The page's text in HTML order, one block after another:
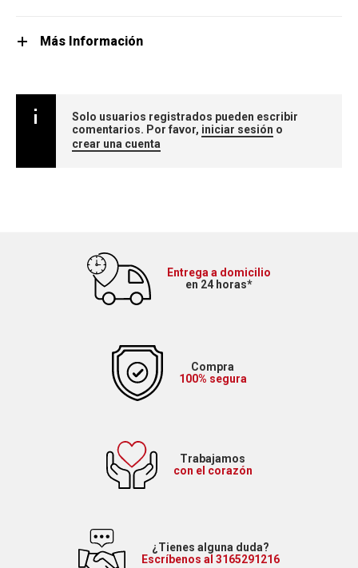
Más Información
Solo usuarios registrados pueden escribir
comentarios. Por favor, iniciar sesión o
crear una cuenta
Entrega a domicilio
en 24 horas*
Compra
100% segura
Trabajamos
con el corazón
¿Tienes alguna duda?
Escríbenos al 3165291216